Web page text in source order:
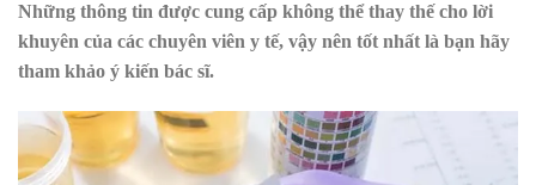
Những thông tin được cung cấp không thể thay thế cho lời
khuyên của các chuyên viên y tế, vậy nên tốt nhất là bạn hãy
tham khảo ý kiến bác sĩ.